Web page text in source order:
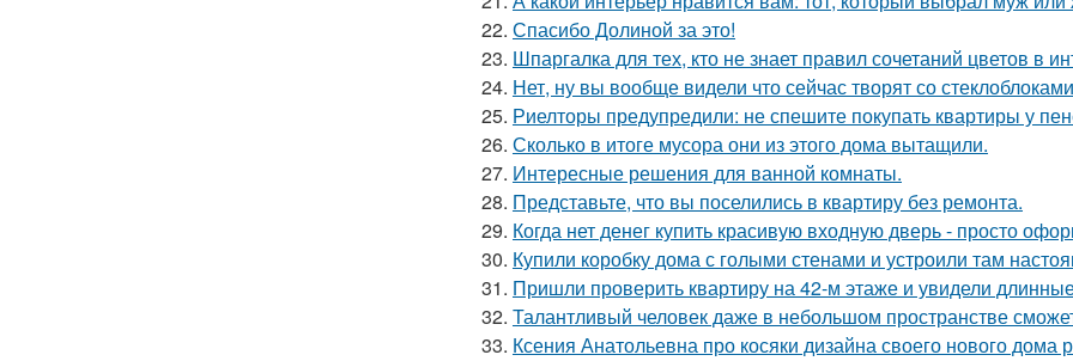
22. Спасибо Долиной за это!
23. Шпаргалка для тех, кто не знает правил сочетаний цветов в
24. Нет, ну вы вообще видели что сейчас творят со
25. Риелторы предупредили: не спешите покупать квартиры у
26. Сколько в итоге мусора они из этого дома вытащили.
27. Интересные решения для ванной комнаты.
28. Представьте, что вы поселились в квартиру без ремонта.
29. Когда нет денег купить красивую входную дверь - просто
30. Купили коробку дома с голыми стенами и устроили там
31. Пришли проверить квартиру на 42-м этаже и увидели
32. Талантливый человек даже в небольшом пространстве
33. Ксения Анатольевна про косяки дизайна своего нового дома